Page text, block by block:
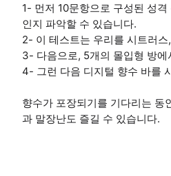
1- 먼저 10문항으로 구성된 성
인지 파악할 수 있습니다.
2- 이 테스트는 우리를 시트러
3- 다음으로, 5개의 몰입형 방
4- 그런 다음 디지털 향수 바를
향수가 포장되기를 기다리는 동
과 말장난도 즐길 수 있습니다.